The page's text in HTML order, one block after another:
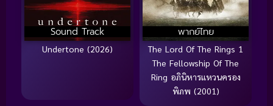
Sound Track
Undertone (2026)
พากย์ไทย
The Lord Of The Rings 1
The Fellowship Of The
Ring อภินิหารแหวนครอง
พิภพ (2001)